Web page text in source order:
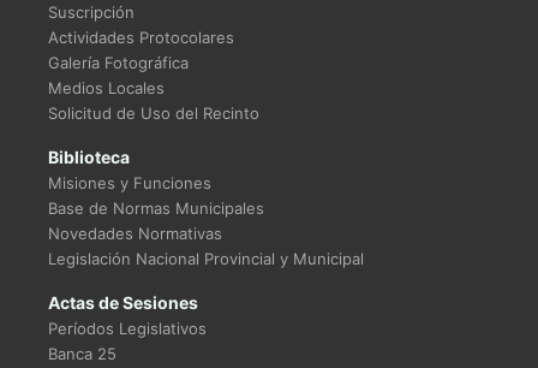
Suscripción
Actividades Protocolares
Galería Fotográfica
Medios Locales
Solicitud de Uso del Recinto
Biblioteca
Misiones y Funciones
Base de Normas Municipales
Novedades Normativas
Legislación Nacional Provincial y Municipal
Actas de Sesiones
Períodos Legislativos
Banca 25